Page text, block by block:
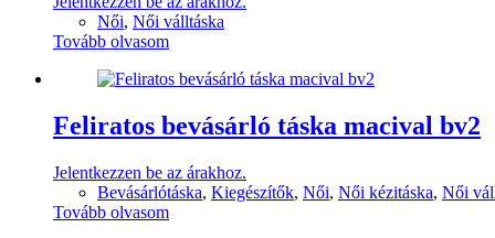
Női, Női válltáska
Tovább olvasom
Feliratos bevásárló táska macival bv2
Jelentkezzen be az árakhoz.
Bevásárlótáska, Kiegészítők, Női, Női kézitáska, Női
Tovább olvasom